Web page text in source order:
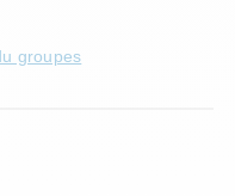
groupes